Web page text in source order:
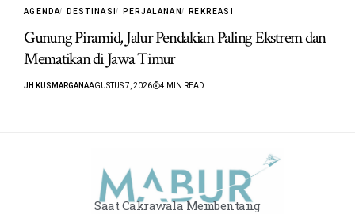
AGENDA DESTINASI PERJALANAN REKREASI
Gunung Piramid, Jalur Pendakian Paling Ekstrem dan
Mematikan di Jawa Timur
JH KUSMARGANAAGUSTUS 7, 2026 4 MIN READ
Saat Cakrawala Membentang